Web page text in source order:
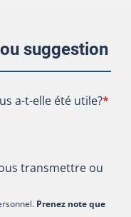
suggestion
a-t-elle été utile?
a-t-elle été utile?*
transmettre ou
Prenez note que